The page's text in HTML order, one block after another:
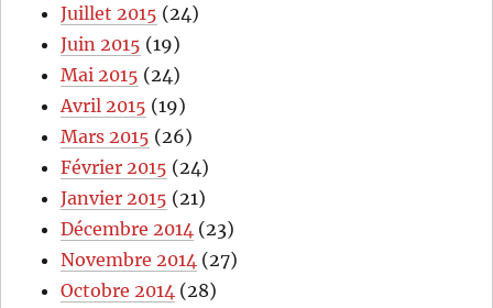
Juillet 2015 (24)
Juin 2015 (19)
Mai 2015 (24)
Avril 2015 (19)
Mars 2015 (26)
Février 2015 (24)
Janvier 2015 (21)
Décembre 2014 (23)
Novembre 2014 (27)
Octobre 2014 (28)